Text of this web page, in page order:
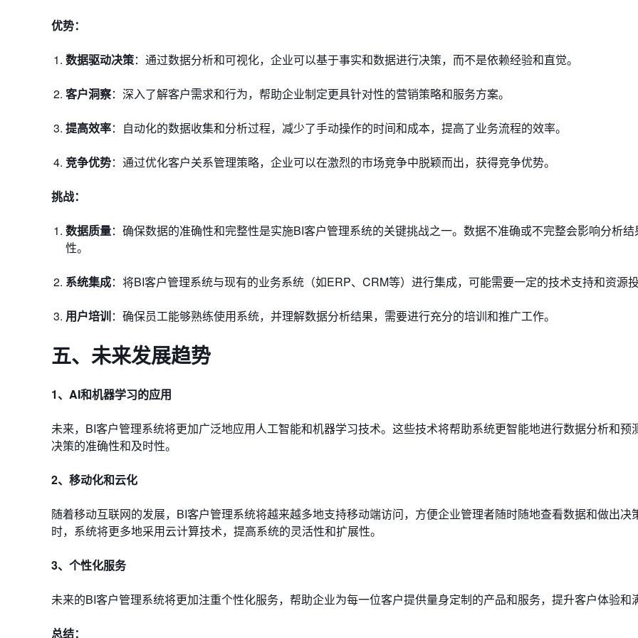
优势：
数据驱动决策：通过数据分析和可视化，企业可以基于事实和数据进行决策，而不是依赖经验和直觉。
客户洞察：深入了解客户需求和行为，帮助企业制定更具针对性的营销策略和服务方案。
提高效率：自动化的数据收集和分析过程，减少了手动操作的时间和成本，提高了业务流程的效率。
竞争优势：通过优化客户关系管理策略，企业可以在激烈的市场竞争中脱颖而出，获得竞争优势。
挑战：
数据质量：确保数据的准确性和完整性是实施BI客户管理系统的关键挑战之一。数据不准确或不完整会影响分析
性。
系统集成：将BI客户管理系统与现有的业务系统（如ERP、CRM等）进行集成，可能需要一定的技术支持和资源投
用户培训：确保员工能够熟练使用系统，并理解数据分析结果，需要进行充分的培训和推广工作。
五、未来发展趋势
1、AI和机器学习的应用
未来，BI客户管理系统将更加广泛地应用人工智能和机器学习技术。这些技术将帮助系统更智能地进行数据分析和预
决策的准确性和及时性。
2、移动化和云化
随着移动互联网的发展，BI客户管理系统将越来越多地支持移动端访问，方便企业管理者随时随地查看数据和做出决
时，系统将更多地采用云计算技术，提高系统的灵活性和扩展性。
3、个性化服务
未来的BI客户管理系统将更加注重个性化服务，帮助企业为每一位客户提供量身定制的产品和服务，提升客户体验和
总结：